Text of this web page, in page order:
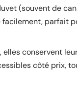
(souvent de
parfait
elles conservent
côté prix,